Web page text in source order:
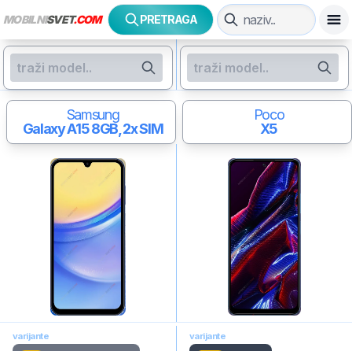
MOBILNISVET.COM PRETRAGA
Samsung
Galaxy A158GB, 2x SIM
Poco
X5
varijante varijante